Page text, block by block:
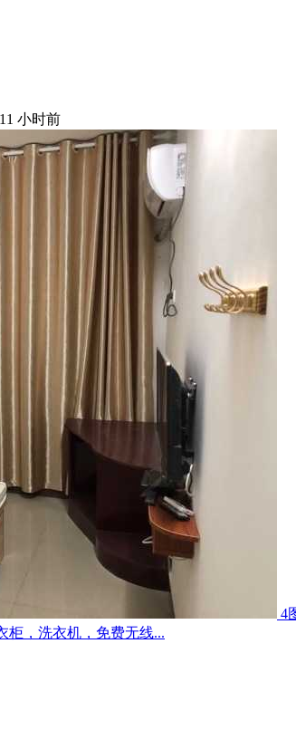
11 小时前
4
柜，洗衣机，免费无线...